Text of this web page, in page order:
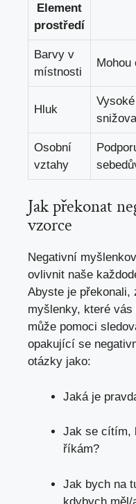
Element
prostředí
Barvy v
místnosti
Mohou
Hluk
Osobní
vztahy
Jak překonat
vzorce
Negativní
ovlivnit naše
Abyste je překonali,
myšlenky, které
může pomoci
opakující se
otázky jako:
Jaká je
Jak se cítím,
říkám?
Jak bych na